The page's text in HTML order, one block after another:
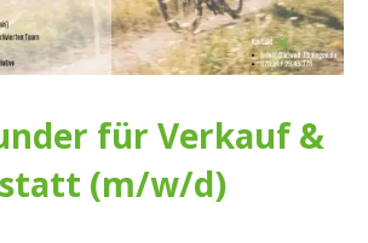
für Verkauf &
(m/w/d)